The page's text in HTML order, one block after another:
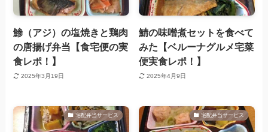
鯵（アジ）の塩焼きと鶏肉
の唐揚げ弁当【食宅便の実
食レポ！】
2025年3月19日
鯖の味噌煮セットを食べて
みた【ベルーナグルメ宅菜
便実食レポ！】
2025年4月9日
宅配弁当サービス 宅配弁当サービス